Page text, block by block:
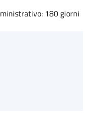
180 giorni